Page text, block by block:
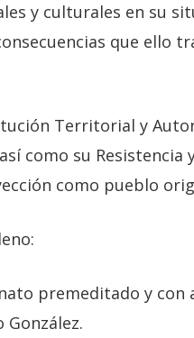
y culturales en su
que ello
Territorial y
como su
como pueblo
premeditado y con